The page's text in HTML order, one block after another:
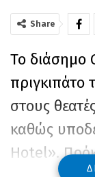
Share
Το διάσημο
στους
καθώς
Hotel».